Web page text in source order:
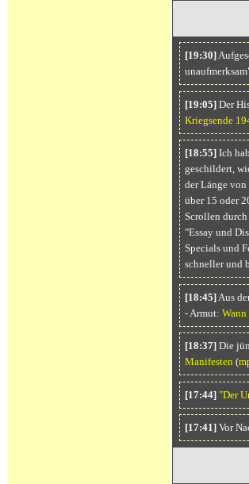
[19:30]
[19:05]Der
Kriegsende
[18:55]Ich
geschildert,
der Länge
über 15 oder
Scrollen
"Essay und
Specials und
schneller und
[18:45]Aus
- Armut: Wann
[18:37]Die
Manifesten (
[17:44] "Der
[17:41]Vor